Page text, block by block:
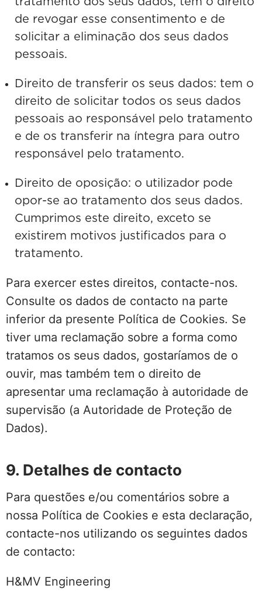
de revogar esse consentimento e de
solicitar a eliminação dos seus dados
pessoais.
Direito de transferir os seus dados: tem o
direito de solicitar todos os seus dados
pessoais ao responsável pelo tratamento
e de os transferir na íntegra para outro
responsável pelo tratamento.
Direito de oposição: o utilizador pode
opor-se ao tratamento dos seus dados.
Cumprimos este direito, exceto se
existirem motivos justificados para o
tratamento.
Para exercer estes direitos, contacte-nos.
Consulte os dados de contacto na parte
inferior da presente Política de Cookies. Se
tiver uma reclamação sobre a forma como
tratamos os seus dados, gostaríamos de o
ouvir, mas também tem o direito de
apresentar uma reclamação à autoridade de
supervisão (a Autoridade de Proteção de
Dados).
9. Detalhes de contacto
Para questões e/ou comentários sobre a
nossa Política de Cookies e esta declaração,
contacte-nos utilizando os seguintes dados
de contacto:
H&MV Engineering